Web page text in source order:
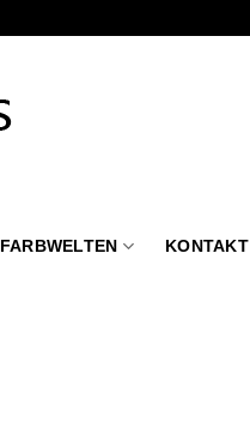
FARBWELTEN KONTAKT